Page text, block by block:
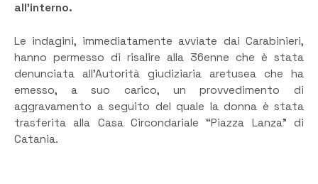
all’interno.
Le indagini, immediatamente avviate dai Carabinieri,
hanno permesso di risalire alla 36enne che è stata
denunciata all’Autorità giudiziaria aretusea che ha
emesso, a suo carico, un provvedimento di
aggravamento a seguito del quale la donna è stata
trasferita alla Casa Circondariale “Piazza Lanza” di
Catania.